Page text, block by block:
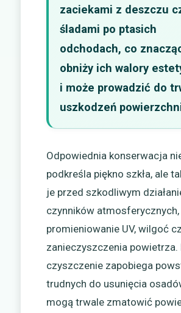
zaciekami z deszczu
śladami po ptasich
odchodach, co
obniży ich walory
i może prowadzić do
uszkodzeń
Odpowiednia konserwacja
podkreśla piękno szkła, ale
je przed szkodliwym
czynników
promieniowanie UV, wilgoć
zanieczyszczenia powietrza.
czyszczenie zapobiega
trudnych do usunięcia
mogą trwale zmatowić